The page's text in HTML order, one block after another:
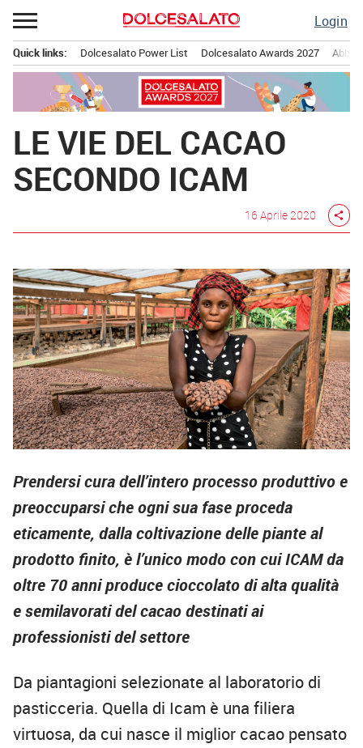
Passa
al
contenuto
Login
principale
Quick links: Dolcesalato Power List Dolcesalato Awards 2027
LE VIE DEL CACAO
SECONDO ICAM
16 Aprile 2020 share
Prendersi cura dell’intero processo produttivo e
preoccuparsi che ogni sua fase proceda
eticamente, dalla coltivazione delle piante al
prodotto finito, è l’unico modo con cui ICAM da
oltre 70 anni produce cioccolato di alta qualità
e semilavorati del cacao destinati ai
professionisti del settore
Da piantagioni selezionate al laboratorio di
pasticceria. Quella di Icam è una filiera
virtuosa, da cui nasce il miglior cacao pensato